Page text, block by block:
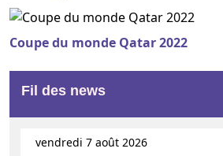
Coupe du monde Qatar 2022
Fil des news
vendredi 7 août 2026